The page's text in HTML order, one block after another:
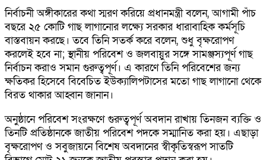
নির্বাচনী অঙ্গীকারের কথা স্মরণ করিয়ে প্রধানমন্ত্রী বলেন, আগামী পাঁচ
বছরে ২৫ কোটি গাছ লাগানোর লক্ষ্যে সরকার ধারাবাহিক কর্মসূচি
বাস্তবায়ন করছে। তবে তিনি সতর্ক করে বলেন, শুধু বৃক্ষরোপণ
করলেই হবে না; স্থানীয় পরিবেশ ও জলবায়ুর সঙ্গে সামঞ্জস্যপূর্ণ গাছ
নির্বাচন করাও সমান গুরুত্বপূর্ণ। এ কারণে তিনি পরিবেশের জন্য
ক্ষতিকর হিসেবে বিবেচিত ইউক্যালিপটাসের মতো গাছ লাগানো থেকে
বিরত থাকার আহ্বান জানান।
অনুষ্ঠানে পরিবেশ সংরক্ষণে গুরুত্বপূর্ণ অবদান রাখায় তিনজন ব্যক্তি ও
তিনটি প্রতিষ্ঠানকে জাতীয় পরিবেশ পদকে সম্মানিত করা হয়। এছাড়া
বৃক্ষরোপণ ও সবুজায়নে বিশেষ অবদানের স্বীকৃতিস্বরূপ সাতটি